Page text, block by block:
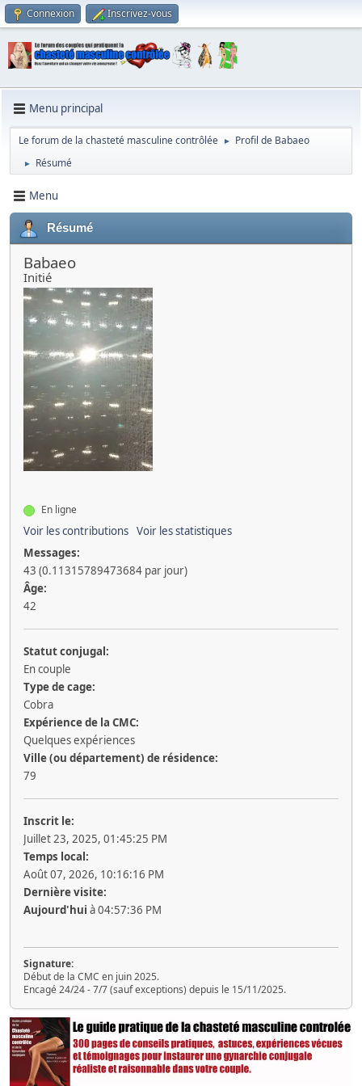
Connexion Inscrivez-vous
Menu principal
Le forum de la chasteté masculine contrôlée ► Profil de Babaeo
► Résumé
Menu
Résumé
Babaeo
Initié
En ligne
Voir les contributions Voir les statistiques
Messages:
43 (0.11315789473684 par jour)
Âge:
42
Statut conjugal:
En couple
Type de cage:
Cobra
Expérience de la CMC:
Quelques expériences
Ville (ou département) de résidence:
79
Inscrit le:
Juillet 23, 2025, 01:45:25 PM
Temps local:
Août 07, 2026, 10:16:16 PM
Dernière visite:
Aujourd'hui à 04:57:36 PM
Signature:
Début de la CMC en juin 2025.
Encagé 24/24 - 7/7 (sauf exceptions) depuis le 15/11/2025.